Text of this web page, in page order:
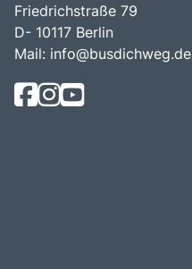
Friedrichstraße 79
D- 10117 Berlin
Mail: info@busdichweg.de